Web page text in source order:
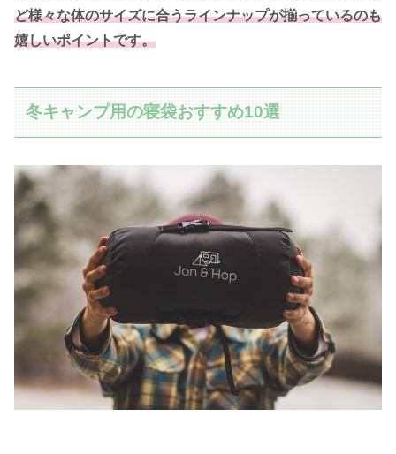
ど様々な体のサイズに合うラインナップが揃っているのも
嬉しいポイントです。
冬キャンプ用の寝袋おすすめ10選